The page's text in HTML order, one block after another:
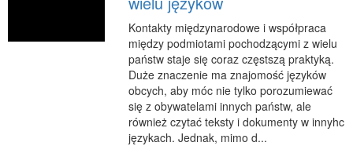
Salony Kosmetyczne
Sprzęt Medyczny
Oprogramowanie
Kontakty międzynarodowe i współpraca
między podmiotami pochodzącymi z wielu
państw staje się coraz częstszą praktyką.
Duże znaczenie ma znajomość języków
obcych, aby móc nie tylko porozumiewać
się z obywatelami innych państw, ale
również czytać teksty i dokumenty w innyhc
językach. Jednak, mimo d...